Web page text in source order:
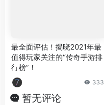
最全面评估！揭晓2021年最
值得玩家关注的“传奇手游排
行榜”！
333
暂无评论